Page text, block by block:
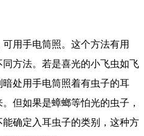
用手电筒照。这个方法有用
方法。若是喜光的小飞虫如飞
处用手电筒照着有虫子的耳
但如果是蟑螂等怕光的虫子，
确定入耳虫子的类别，这种方